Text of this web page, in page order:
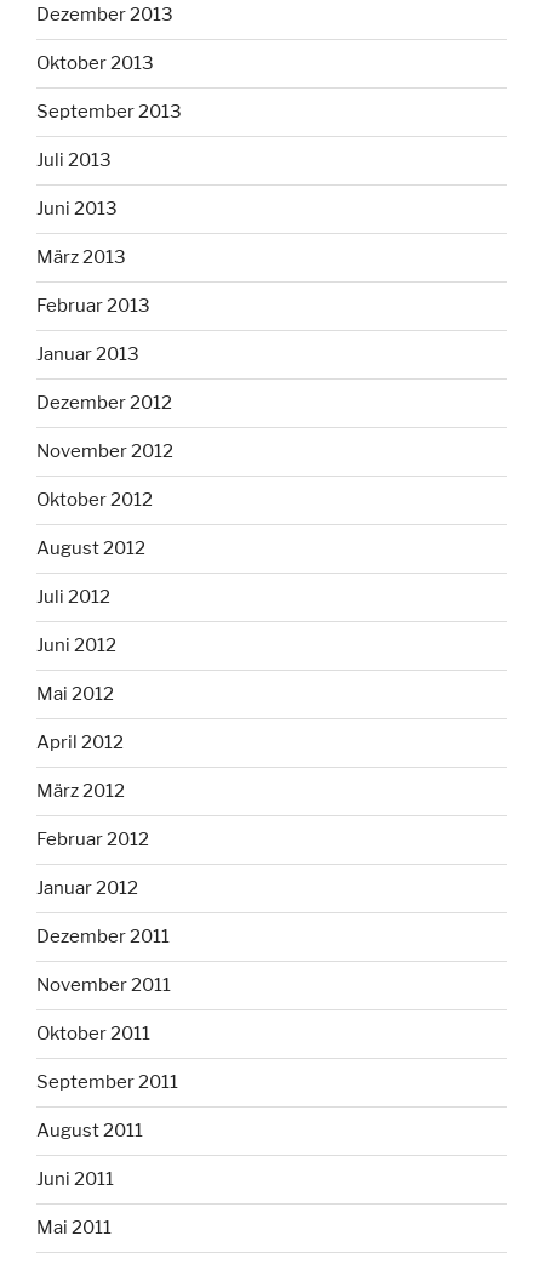
Dezember 2013
Oktober 2013
September 2013
Juli 2013
Juni 2013
März 2013
Februar 2013
Januar 2013
Dezember 2012
November 2012
Oktober 2012
August 2012
Juli 2012
Juni 2012
Mai 2012
April 2012
März 2012
Februar 2012
Januar 2012
Dezember 2011
November 2011
Oktober 2011
September 2011
August 2011
Juni 2011
Mai 2011